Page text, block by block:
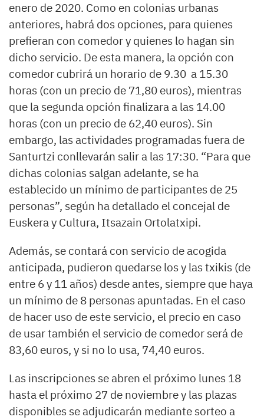
enero de 2020. Como en colonias urbanas
anteriores, habrá dos opciones, para quienes
prefieran con comedor y quienes lo hagan sin
dicho servicio. De esta manera, la opción con
comedor cubrirá un horario de 9.30 a 15.30
horas (con un precio de 71,80 euros), mientras
que la segunda opción finalizara a las 14.00
horas (con un precio de 62,40 euros). Sin
embargo, las actividades programadas fuera de
Santurtzi conllevarán salir a las 17:30. “Para que
dichas colonias salgan adelante, se ha
establecido un mínimo de participantes de 25
personas”, según ha detallado el concejal de
Euskera y Cultura, Itsazain Ortolatxipi.
Además, se contará con servicio de acogida
anticipada, pudieron quedarse los y las txikis (de
entre 6 y 11 años) desde antes, siempre que haya
un mínimo de 8 personas apuntadas. En el caso
de hacer uso de este servicio, el precio en caso
de usar también el servicio de comedor será de
83,60 euros, y si no lo usa, 74,40 euros.
Las inscripciones se abren el próximo lunes 18
hasta el próximo 27 de noviembre y las plazas
disponibles se adjudicarán mediante sorteo a